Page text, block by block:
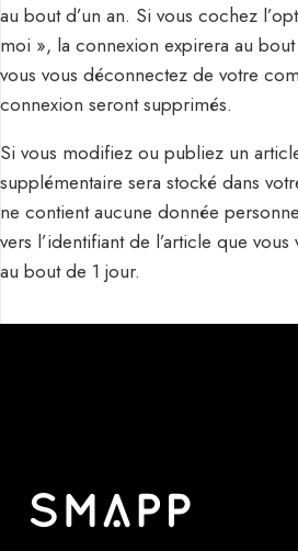
au bout d’un an. Si vous cochez
moi », la connexion expirera au
vous vous déconnectez de votre
connexion seront supprimés.
Si vous modifiez ou publiez un
supplémentaire sera stocké dans
ne contient aucune donnée
vers l’identifiant de l’article que
au bout de 1 jour.